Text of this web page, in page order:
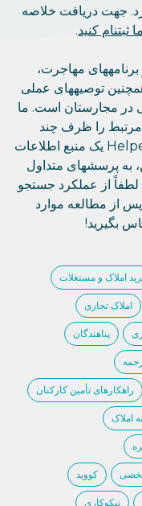
کرد. جهت دریافت خلاصه
ثبتنام کنید.
مهاجرت،
توصیههای عملی
در مجارستان است. ما
مرتبط را ظرف چند
ساعت منتشر کنیم؛ از این رو، وبلاگ Helpers یک منبع اطلاعات
به پرسشهای متداول
لطفاً از عملکرد جستجو
پس از مطالعه موارد
بگیرید!
املاک و مستغلات
املاک تجاری
پناهندگان
راهکارهای تأمین کارکنان
املاک
کووید
نیکوکاری